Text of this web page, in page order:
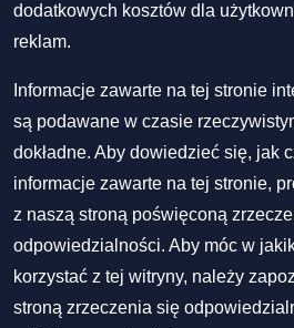
dodatkowych kosztów dla
reklam.
Informacje zawarte na tej stronie
są podawane w czasie
dokładne. Aby dowiedzieć się, jak
informacje zawarte na tej stronie,
z naszą stroną poświęconą
odpowiedzialności. Aby móc w
korzystać z tej witryny, należy
stroną zrzeczenia się